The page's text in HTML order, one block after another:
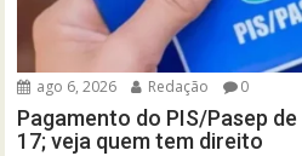
ago 6, 2026 Redação 0
Pagamento do PIS/Pasep
17; veja quem tem direito